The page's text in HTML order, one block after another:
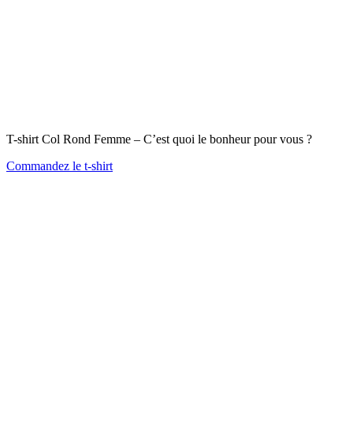
T-shirt Col Rond Femme – C’est quoi le bonheur pour vous ?
Commandez le t-shirt